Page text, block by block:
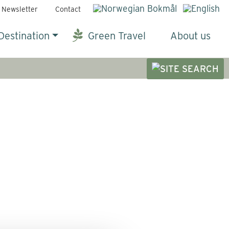
Newsletter Contact
Green Travel About us